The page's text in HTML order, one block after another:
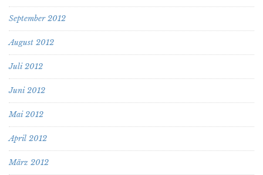
September 2012
August 2012
Juli 2012
Juni 2012
Mai 2012
April 2012
März 2012